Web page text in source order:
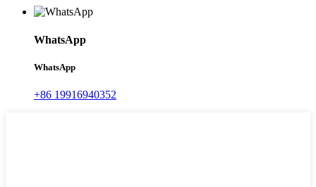
WhatsApp
WhatsApp
+86 19916940352